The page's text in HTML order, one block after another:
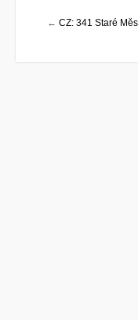
← CZ: 341 Staré